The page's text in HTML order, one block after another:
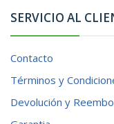
SERVICIO AL
Contacto
Términos y
Devolución y